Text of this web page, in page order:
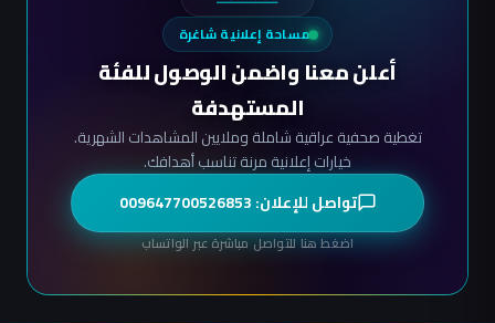
مساحة إعلانية شاغرة
أعلن معنا واضمن الوصول للفئة
المستهدفة
تغطية صحفية عراقية شاملة وملايين المشاهدات الشهرية.
خيارات إعلانية مرنة تناسب أهدافك.
تواصل للإعلان: 009647700526853
اضغط هنا للتواصل مباشرة عبر الواتساب